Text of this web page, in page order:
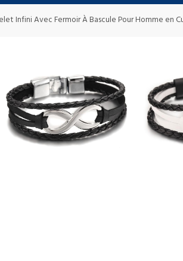
Infini Avec Fermoir À Bascule Pour Homme en